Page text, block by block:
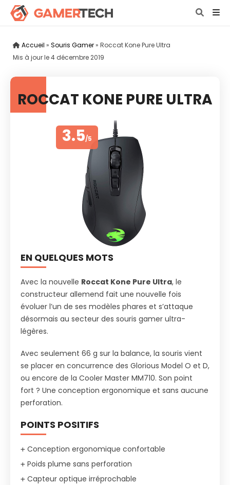
Accueil » Souris Gamer» Roccat Kone Pure Ultra
Mis à jour le4 décembre 2019
ROCCAT KONE PURE ULTRA
3.5/5
EN QUELQUES MOTS
Avec la nouvelle Roccat Kone Pure Ultra, le
constructeur allemend fait une nouvelle fois
évoluer l’un de ses modèles phares et s’attaque
désormais au secteur des souris gamer ultra-
légères.
Avec seulement 66 g sur la balance, la souris vient
se placer en concurrence des Glorious Model O et D,
ou encore de la Cooler Master MM710. Son point
fort ? Une conception ergonomique et sans aucune
perforation.
POINTS POSITIFS
Conception ergonomique confortable
Poids plume sans perforation
Capteur optique irréprochable